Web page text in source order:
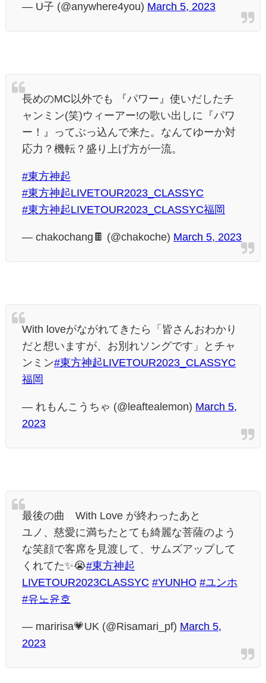
— U子 (@anywhere4you) March 5, 2023
長めのMC以外でも 『パワー』使いだしたチ
ャンミン(笑)ウィーアー!の歌い出しに『パワ
ー！』ってぶっ込んで来た。なんてゆーか対
応力？機転？盛り上げ方が一流。
#東方神起
#東方神起LIVETOUR2023_CLASSYC
#東方神起LIVETOUR2023_CLASSYC福岡
— chakochang🍫 (@chakoche) March 5, 2023
With loveがながれてきたら「皆さんおわかり
だと想いますが、お別れソングです」とチャ
ンミン#東方神起LIVETOUR2023_CLASSYC
福岡
— れもんこうちゃ (@leaftealemon) March 5,
2023
最後の曲 With Love が終わったあと
ユノ、慈愛に満ちたとても綺麗な菩薩のよう
な笑顔で客席を見渡して、サムズアップして
くれてた✨😭#東方神起
LIVETOUR2023CLASSYC #YUNHO #ユンホ
#유노윤호
— maririsa💗UK (@Risamari_pf) March 5,
2023